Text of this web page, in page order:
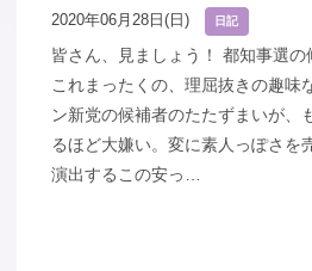
2020年06月28日(日) 日記
皆さん、見ましょう！ 都知事選の
これまったくの、理屈抜きの趣味
ン新党の候補者のたたずまいが、
るほど大嫌い。変に素人っぽさを
演出するこの安っ…